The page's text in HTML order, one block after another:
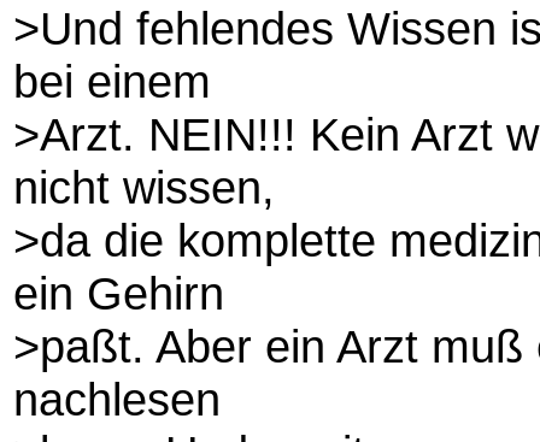
>Und fehlendes Wissen
bei einem
>Arzt. NEIN!!! Kein Arzt
nicht wissen,
>da die komplette
ein Gehirn
>paßt. Aber ein Arzt
nachlesen